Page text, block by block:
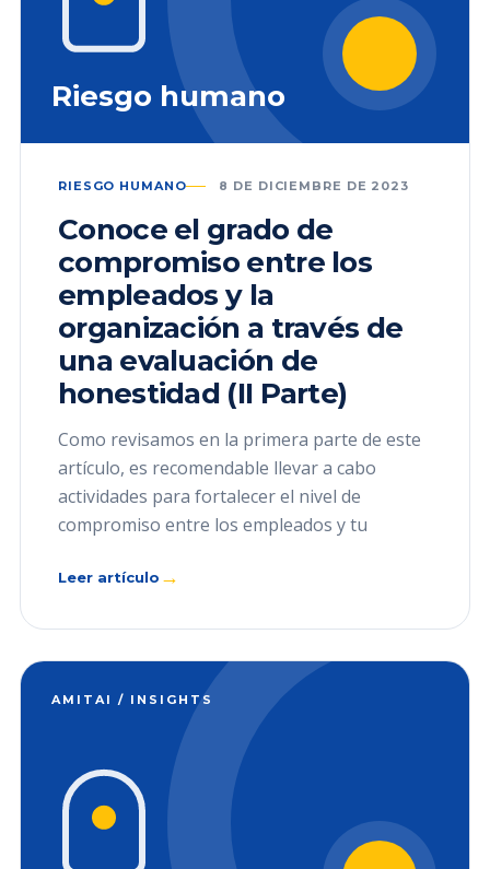
Riesgo humano
RIESGO HUMANO 8 DE DICIEMBRE DE 2023
Conoce el grado de
compromiso entre los
empleados y la
organización a través de
una evaluación de
honestidad (II Parte)
Como revisamos en la primera parte de este
artículo, es recomendable llevar a cabo
actividades para fortalecer el nivel de
compromiso entre los empleados y tu
Leer artículo →
AMITAI / INSIGHTS